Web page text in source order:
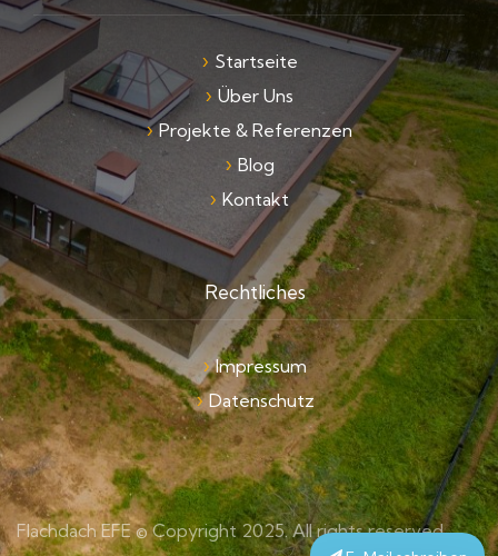
Startseite
Über Uns
Projekte & Referenzen
Blog
Kontakt
Rechtliches
Impressum
Datenschutz
Flachdach EFE © Copyright 2025. All rights reserved.